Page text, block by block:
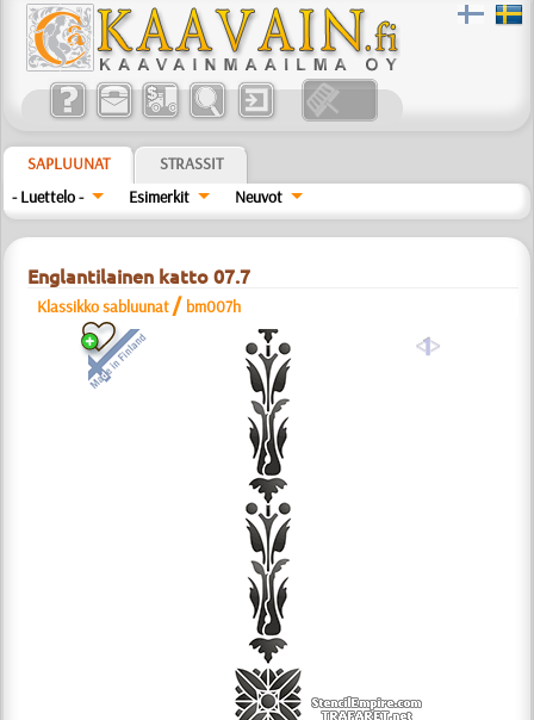
SAPLUUNAT
STRASSIT
- Luettelo -
Esimerkit Neuvot
Englantilainen katto 07.7
Klassikko sabluunat / bm007h
a